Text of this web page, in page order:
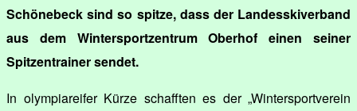
Schönebeck sind so spitze, dass der Landesskiverband
aus dem Wintersportzentrum Oberhof einen seiner
Spitzentrainer sendet.
In olympiareifer Kürze schafften es der „Wintersportverein